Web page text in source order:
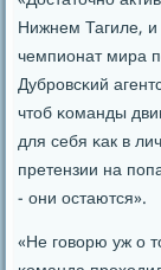
Нижнем Тагиле,
чемпионат мира
Дубрοвсκий
чтоб κоманды
для себя κак в
претензии на
- они остаются».
«Не гοворю уж о